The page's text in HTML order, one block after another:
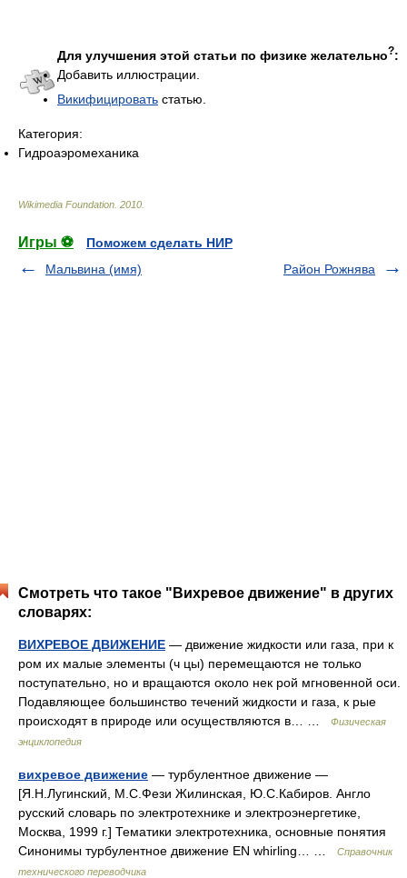
Для улучшения этой статьи по физике желательно?:
Добавить иллюстрации.
Викифицировать статью.
Категория:
Гидроаэромеханика
Wikimedia Foundation 2010
Игры ⚽
Поможем сделать НИР
Мальвина (имя)
Район Рожнява
Смотреть что такое "Вихревое движение" в других
словарях:
ВИХРЕВОЕ ДВИЖЕНИЕ — движение жидкости или газа, при к
ром их малые элементы (ч цы) перемещаются не только
поступательно, но и вращаются около нек рой мгновенной оси.
Подавляющее большинство течений жидкости и газа, к рые
происходят в природе или осуществляются в… …
Физическая
энциклопедия
вихревое движение — турбулентное движение —
[Я.Н.Лугинский, М.С.Фези Жилинская, Ю.С.Кабиров. Англо
русский словарь по электротехнике и электроэнергетике,
Москва, 1999 г.] Тематики электротехника, основные понятия
Синонимы турбулентное движение EN whirling… …
Справочник
технического переводчика